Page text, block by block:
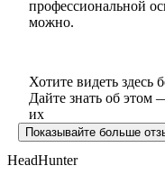
профессиональной
можно.
Хотите видеть здесь
Дайте знать об этом
их
Показывайте больше
HeadHunter